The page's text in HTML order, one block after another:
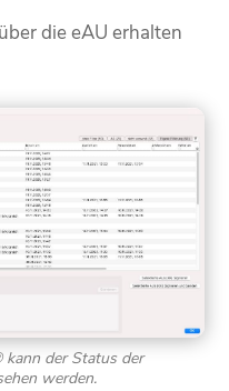
die eAU erhalten
der Status der
werden.